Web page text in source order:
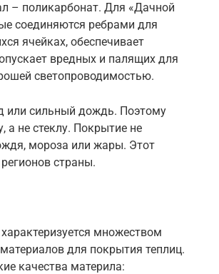
– поликарбонат. Для «Дачной
соединяются ребрами для
ячейках, обеспечивает
вредных и палящих для
светопроводимостью.
или сильный дождь. Поэтому
а не стеклу. Покрытие не
мороза или жары. Этот
страны.
множеством
для покрытия теплиц.
качества материла: